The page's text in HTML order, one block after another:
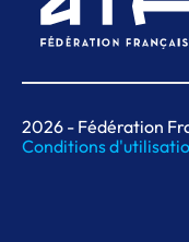
2026 - Fédération
Conditions